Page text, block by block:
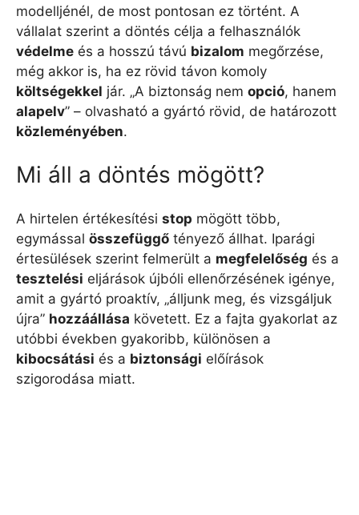
modelljénél, de most pontosan ez történt. A
vállalat szerint a döntés célja a felhasználók
védelme és a hosszú távú bizalom megőrzése,
még akkor is, ha ez rövid távon komoly
költségekkel jár. „A biztonság nem opció, hanem
alapelv” – olvasható a gyártó rövid, de határozott
közleményében.
Mi áll a döntés mögött?
A hirtelen értékesítési stop mögött több,
egymással összefüggő tényező állhat. Iparági
értesülések szerint felmerült a megfelelőség és a
tesztelési eljárások újbóli ellenőrzésének igénye,
amit a gyártó proaktív, „álljunk meg, és vizsgáljuk
újra” hozzáállása követett. Ez a fajta gyakorlat az
utóbbi években gyakoribb, különösen a
kibocsátási és a biztonsági előírások
szigorodása miatt.